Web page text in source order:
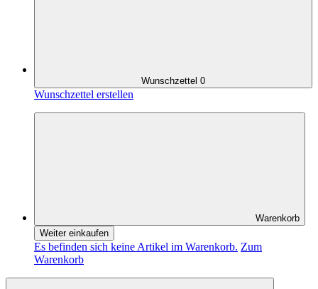
Wunschzettel 0
Wunschzettel erstellen
Warenkorb
Weiter einkaufen
Es befinden sich keine Artikel im Warenkorb. Zum
Warenkorb